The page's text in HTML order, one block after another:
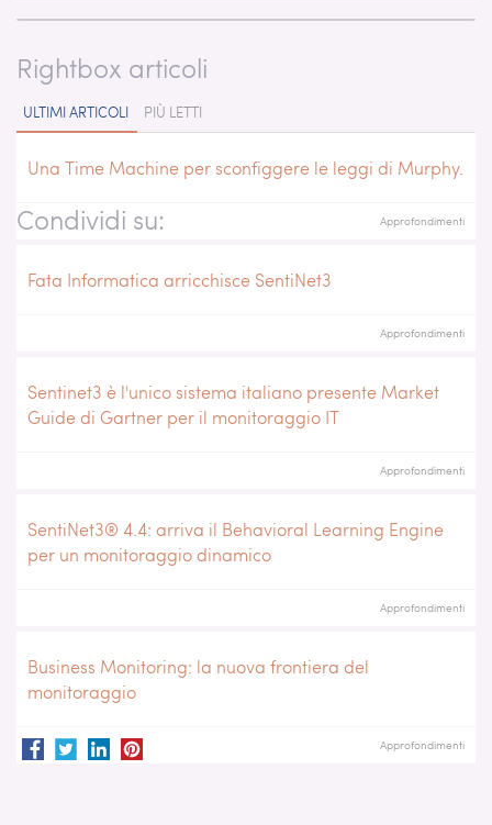
Rightbox articoli
ULTIMI ARTICOLI PIÙ LETTI
Una Time Machine per sconfiggere le leggi di Murphy.
Approfondimenti
Fata Informatica arricchisce SentiNet3
Approfondimenti
Sentinet3 è l'unico sistema italiano presente Market
Guide di Gartner per il monitoraggio IT
Approfondimenti
SentiNet3® 4.4: arriva il Behavioral Learning Engine
per un monitoraggio dinamico
Approfondimenti
Business Monitoring: la nuova frontiera del
monitoraggio
Approfondimenti
Condividi su: